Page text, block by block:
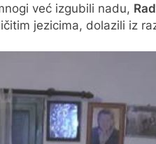
već izgubili nadu,
jezicima, dolazili iz